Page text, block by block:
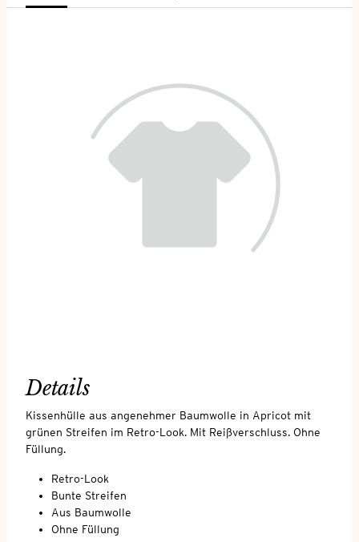
Details
Kissenhülle aus angenehmer Baumwolle in Apricot mit
grünen Streifen im Retro-Look. Mit Reißverschluss. Ohne
Füllung.
Retro-Look
Bunte Streifen
Aus Baumwolle
Ohne Füllung